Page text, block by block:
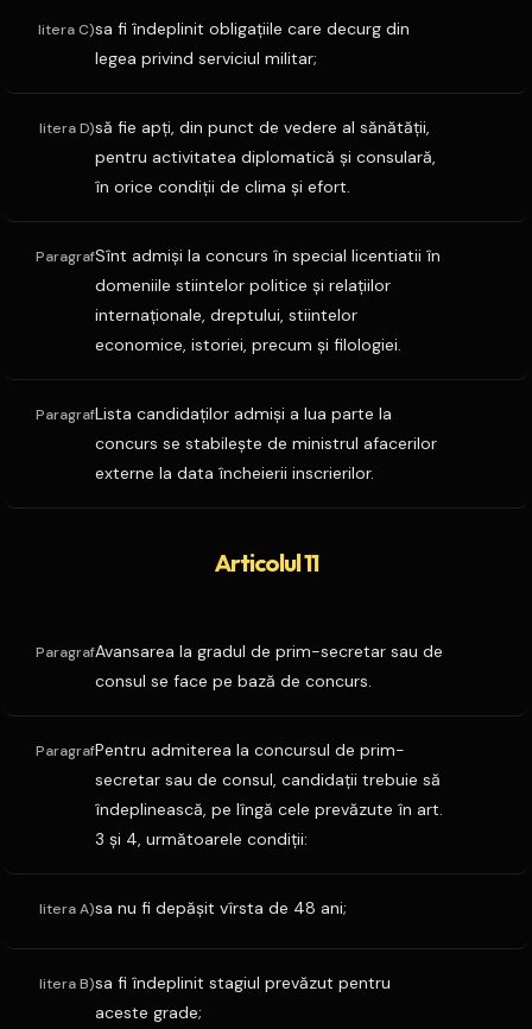
litera C)sa fi îndeplinit obligaţiile care decurg din
legea privind serviciul militar;
litera D)să fie apţi, din punct de vedere al sănătăţii,
pentru activitatea diplomatică şi consulară,
în orice condiţii de clima şi efort.
ParagrafSînt admişi la concurs în special licentiatii în
domeniile stiintelor politice şi relaţiilor
internaţionale, dreptului, stiintelor
economice, istoriei, precum şi filologiei.
ParagrafLista candidaţilor admişi a lua parte la
concurs se stabileşte de ministrul afacerilor
externe la data încheierii inscrierilor.
Articolul 11
ParagrafAvansarea la gradul de prim-secretar sau de
consul se face pe bază de concurs.
ParagrafPentru admiterea la concursul de prim-
secretar sau de consul, candidaţii trebuie să
îndeplinească, pe lîngă cele prevăzute în art.
3 şi 4, următoarele condiţii:
litera A)sa nu fi depăşit vîrsta de 48 ani;
litera B)sa fi îndeplinit stagiul prevăzut pentru
aceste grade;